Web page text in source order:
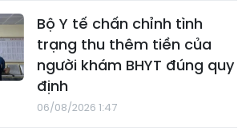
Bộ Y tế chấn chỉnh tình
trạng thu thêm tiền của
người khám BHYT đúng quy
định
06/08/2026 1:47